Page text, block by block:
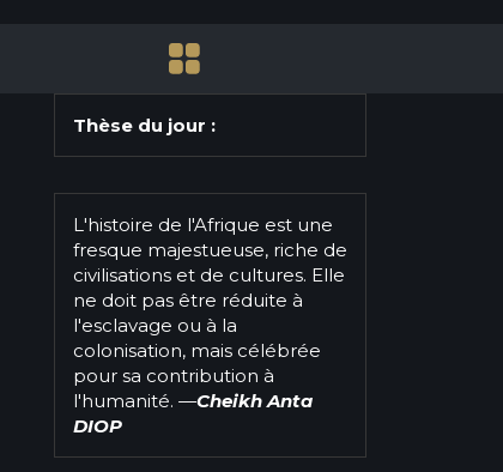
Thèse du jour :
L'histoire de l'Afrique est une
fresque majestueuse, riche de
civilisations et de cultures. Elle
ne doit pas être réduite à
l'esclavage ou à la
colonisation, mais célébrée
pour sa contribution à
l'humanité. —Cheikh Anta
DIOP